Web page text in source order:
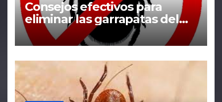
Consejos efectivos para
eliminar las garrapatas del
hogar